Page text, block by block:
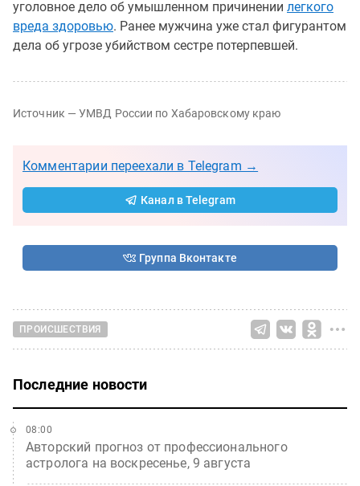
уголовное дело об умышленном причинении легкого
вреда здоровью. Ранее мужчина уже стал фигурантом
дела об угрозе убийством сестре потерпевшей.
Источник — УМВД России по Хабаровскому краю
Комментарии переехали в Telegram →
Канал в Telegram
Группа Вконтакте
ПРОИСШЕСТВИЯ
Последние новости
Авторский прогноз от профессионального
астролога на воскресенье, 9 августа
08:00